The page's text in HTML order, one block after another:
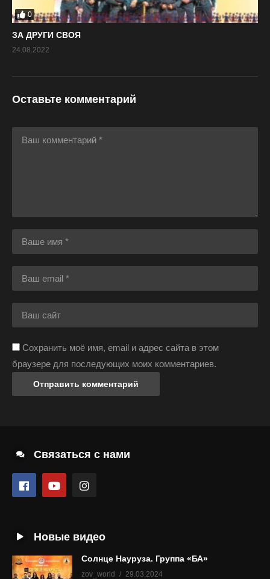
0
ЗА ДРУГИ СВОЯ
24.08.2022
Оставьте комментарий
Сохранить моё имя, email и адрес сайта в этом
браузере для последующих моих комментариев.
Связаться с нами
Новые видео
Солнце Науруза. Группа «БА»
zov_world 29.03.2024